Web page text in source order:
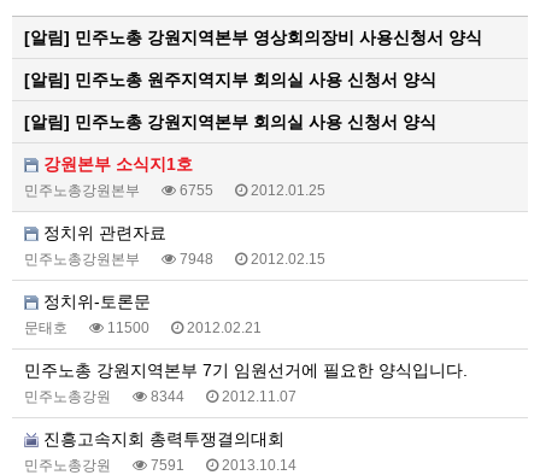
[알림] 민주노총 강원지역본부 영상회의장비 사용신청서 양식
[알림] 민주노총 원주지역지부 회의실 사용 신청서 양식
[알림] 민주노총 강원지역본부 회의실 사용 신청서 양식
강원본부 소식지1호
민주노총강원본부 6755 2012.01.25
정치위 관련자료
민주노총강원본부 7948 2012.02.15
정치위-토론문
문태호 11500 2012.02.21
민주노총 강원지역본부 7기 임원선거에 필요한 양식입니다.
민주노총강원 8344 2012.11.07
진흥고속지회 총력투쟁결의대회
민주노총강원 7591 2013.10.14